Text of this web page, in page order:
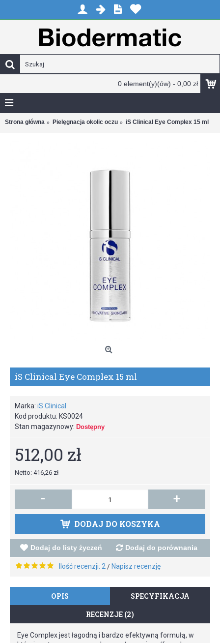
0 element(y)(ów) - 0,00 zł
Strona główna Pielęgnacja okolic oczu iS Clinical Eye Complex 15 ml
iS Clinical Eye Complex 15 ml
Marka: iS Clinical
Kod produktu: KS0024
Stan magazynowy: Dostępny
512,00 zł
Netto: 416,26 zł
- +
DODAJ DO KOSZYKA
Dodaj do listy życzeń Dodaj do porównania
Ilość recenzji: 2 / Napisz recenzję
OPIS
SPECYFIKACJA
RECENZJE (2)
Eye Complex jest łagodną i bardzo efektywną formułą, w